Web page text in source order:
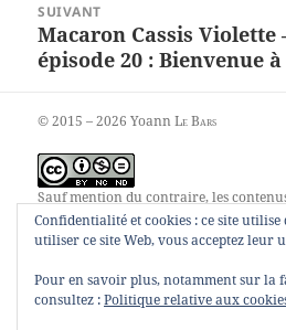
SUIVANT
Article
suivant :
Macaron Cassis Violette
épisode 20 : Bienvenue
© 2015 – 2026 YoannLe Bars
Sauf mention du contraire, les
contratCreative Commons Attribution
commerciale – Pas de modification 4.0
Confidentialité et cookies : ce site
utiliser ce site Web, vous acceptez leur
Pour en savoir plus, notamment sur la
consultez :Politique relative aux